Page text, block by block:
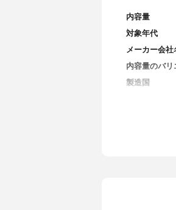
内容量
対象年代
メーカー会社
内容量のバ
製造国